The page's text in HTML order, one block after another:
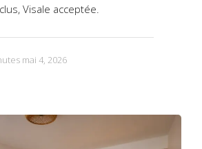
Visale acceptée.
mai 4, 2026